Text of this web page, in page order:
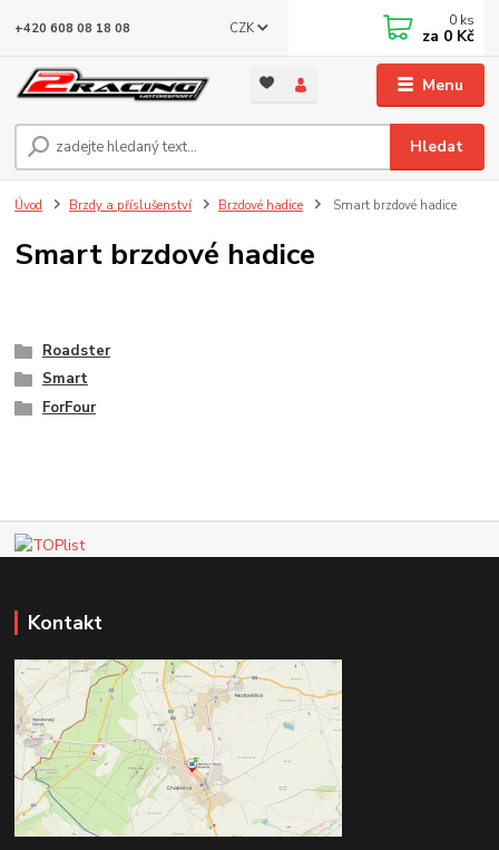
Menu
CZK
Hledat
+420 608 08 18 08 0 ks
za 0 Kč
Úvod Brzdy a příslušenství Brzdové hadice Smart brzdové hadice
Smart brzdové hadice
Roadster
Smart
ForFour
Kontakt